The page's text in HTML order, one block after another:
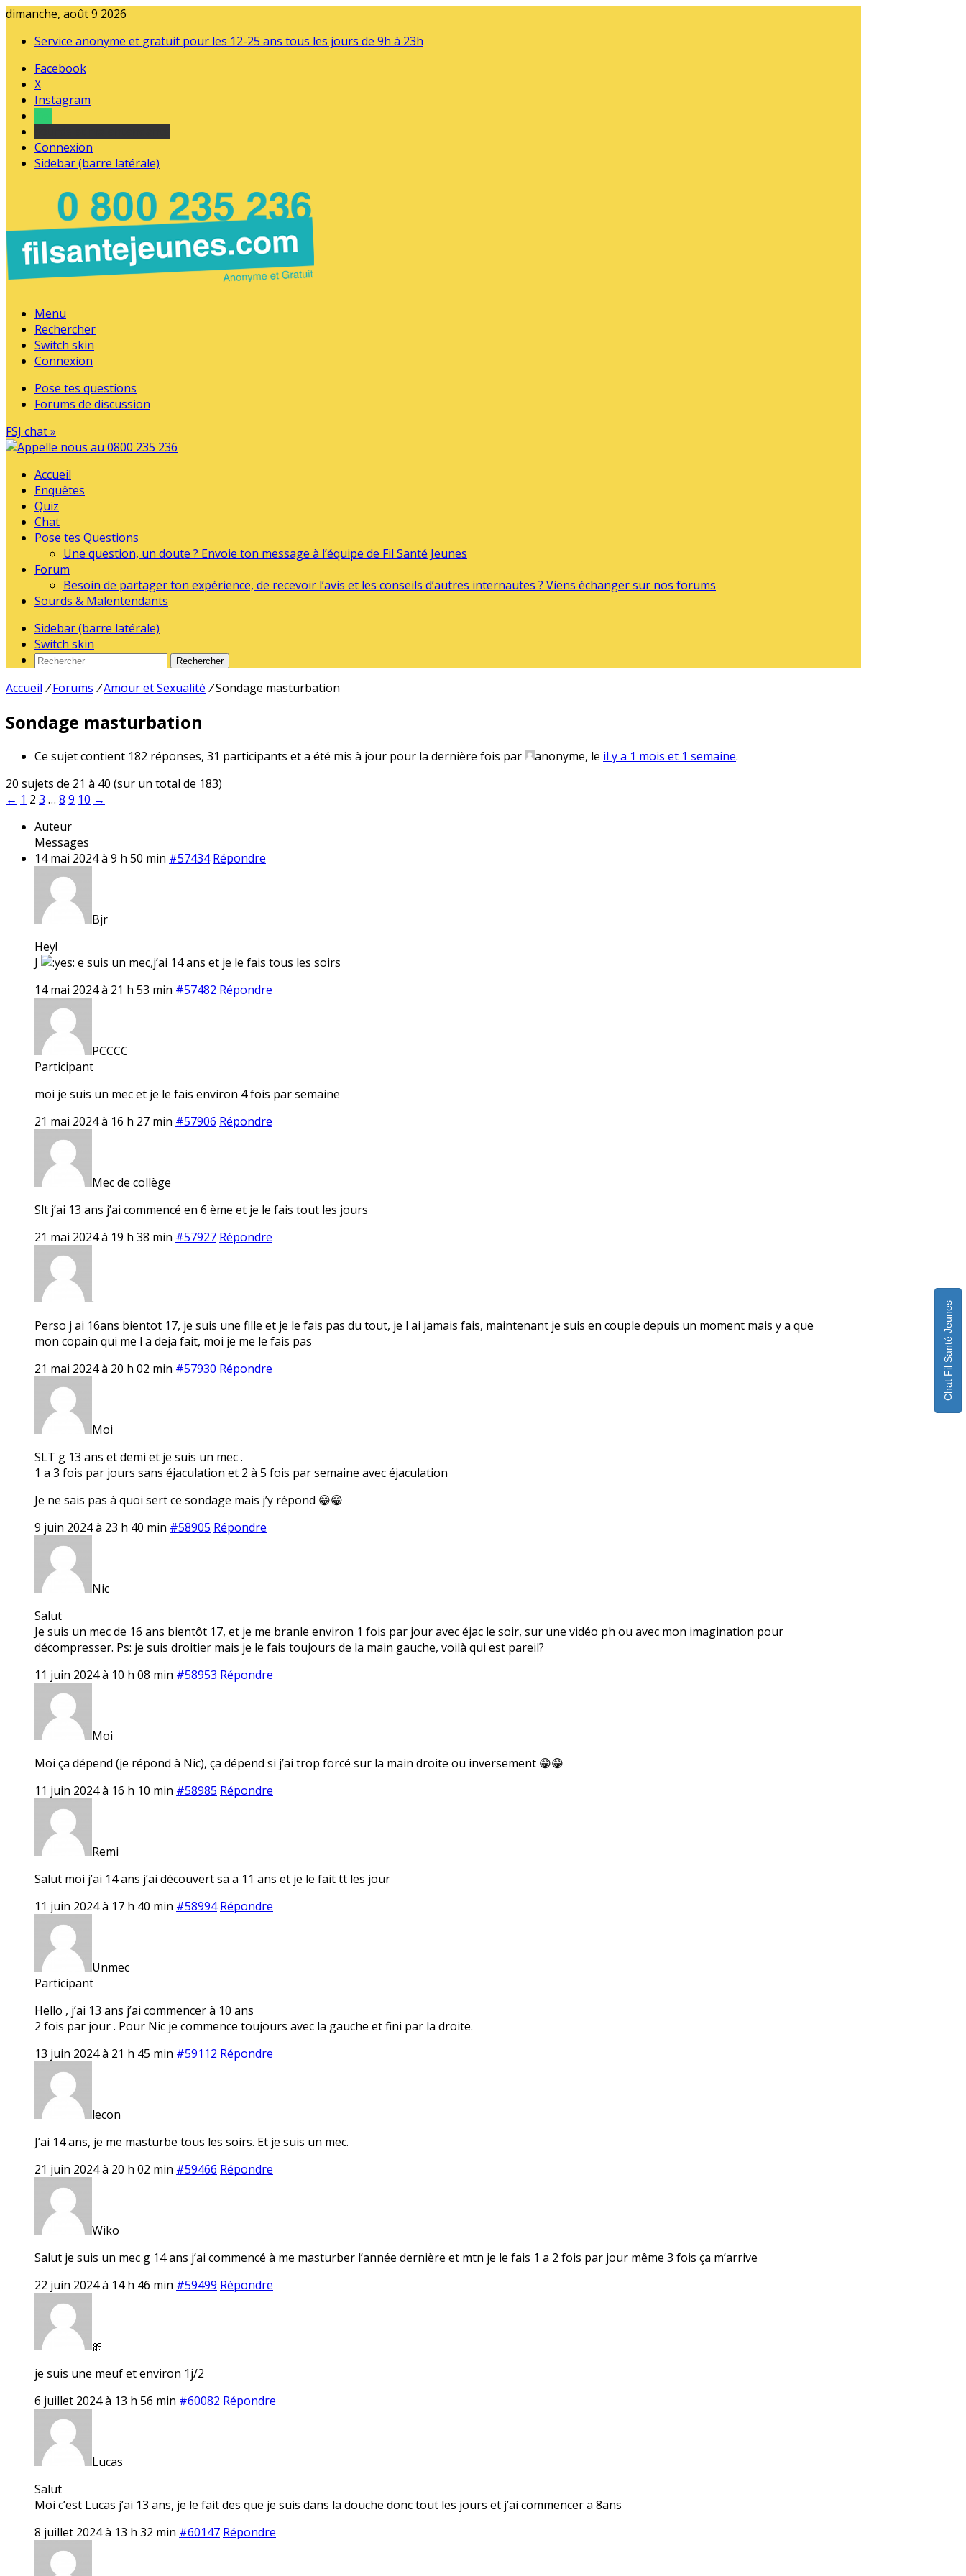
dimanche, août 9 2026
Service anonyme et gratuit pour les 12-25 ans tous les jours de 9h à 23h
Facebook
X
Instagram
Connexion
Sidebar (barre latérale)
Menu
Rechercher
Switch skin
Connexion
Pose tes questions
Forums de discussion
FSJ chat »
Accueil
Enquêtes
Quiz
Chat
Pose tes Questions
Une question, un doute ? Envoie ton message à l’équipe de Fil Santé Jeunes
Forum
Besoin de partager ton expérience, de recevoir l’avis et les conseils d’autres internautes ? Viens échanger sur nos forums
Sourds & Malentendants
Sidebar (barre latérale)
Switch skin
Rechercher
Accueil / Forums /Amour et Sexualité /Sondage masturbation
Sondage masturbation
Ce sujet contient 182 réponses, 31 participants et a été mis à jour pour la dernière fois par anonyme, le il y a 1 mois et 1 semaine.
20 sujets de 21 à 40 (sur un total de 183)
← 1 2 3 … 8 9 10 →
Auteur
Messages
14 mai 2024 à 9 h 50 min #57434 Répondre
Bjr
Hey!
J
e suis un mec,j’ai 14 ans et je le fais tous les soirs
14 mai 2024 à 21 h 53 min #57482 Répondre
PCCCC
Participant
moi je suis un mec et je le fais environ 4 fois par semaine
21 mai 2024 à 16 h 27 min #57906 Répondre
Mec de collège
Slt j’ai 13 ans j’ai commencé en 6 ème et je le fais tout les jours
21 mai 2024 à 19 h 38 min #57927 Répondre
.
Perso j ai 16ans bientot 17, je suis une fille et je le fais pas du tout, je l ai jamais fais, maintenant je suis en couple depuis un moment mais y a que
mon copain qui me l a deja fait, moi je me le fais pas
21 mai 2024 à 20 h 02 min #57930 Répondre
Moi
SLT g 13 ans et demi et je suis un mec .
1 a 3 fois par jours sans éjaculation et 2 à 5 fois par semaine avec éjaculation
Je ne sais pas à quoi sert ce sondage mais j’y répond 😁😁
9 juin 2024 à 23 h 40 min #58905 Répondre
Nic
Salut
Je suis un mec de 16 ans bientôt 17, et je me branle environ 1 fois par jour avec éjac le soir, sur une vidéo ph ou avec mon imagination pour
décompresser. Ps: je suis droitier mais je le fais toujours de la main gauche, voilà qui est pareil?
11 juin 2024 à 10 h 08 min #58953 Répondre
Moi
Moi ça dépend (je répond à Nic), ça dépend si j’ai trop forcé sur la main droite ou inversement 😁😁
11 juin 2024 à 16 h 10 min #58985 Répondre
Remi
Salut moi j’ai 14 ans j’ai découvert sa a 11 ans et je le fait tt les jour
11 juin 2024 à 17 h 40 min #58994 Répondre
Unmec
Participant
Hello , j’ai 13 ans j’ai commencer à 10 ans
2 fois par jour . Pour Nic je commence toujours avec la gauche et fini par la droite.
13 juin 2024 à 21 h 45 min #59112 Répondre
lecon
J’ai 14 ans, je me masturbe tous les soirs. Et je suis un mec.
21 juin 2024 à 20 h 02 min #59466 Répondre
Wiko
Salut je suis un mec g 14 ans j’ai commencé à me masturber l’année dernière et mtn je le fais 1 a 2 fois par jour même 3 fois ça m’arrive
22 juin 2024 à 14 h 46 min #59499 Répondre
🎀
je suis une meuf et environ 1j/2
6 juillet 2024 à 13 h 56 min #60082 Répondre
Lucas
Salut
Moi c’est Lucas j’ai 13 ans, je le fait des que je suis dans la douche donc tout les jours et j’ai commencer a 8ans
8 juillet 2024 à 13 h 32 min #60147 Répondre
Chat Fil Santé Jeunes